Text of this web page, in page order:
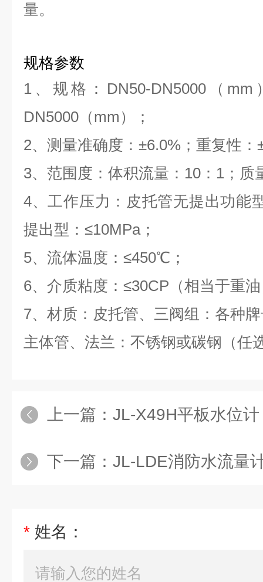
量。
规格参数
1、规格：DN50-DN5000（
DN5000（mm）；
2、测量准确度：±6.0%；重复性：
3、范围度：体积流量：10：1；质
4、工作压力：皮托管无提出功能
提出型：≤10MPa；
5、流体温度：≤450℃；
6、介质粘度：≤30CP（相当于重
7、材质：皮托管、三阀组：各种
主体管、法兰：不锈钢或碳钢（任
上一篇： JL-X49H平板水位计
下一篇： JL-LDE消防水流量
* 姓名：